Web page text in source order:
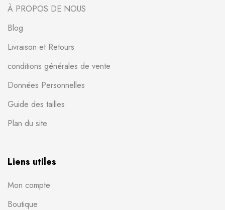
À PROPOS DE NOUS
Blog
Livraison et Retours
conditions générales de vente
Données Personnelles
Guide des tailles
Plan du site
Liens utiles
Mon compte
Boutique